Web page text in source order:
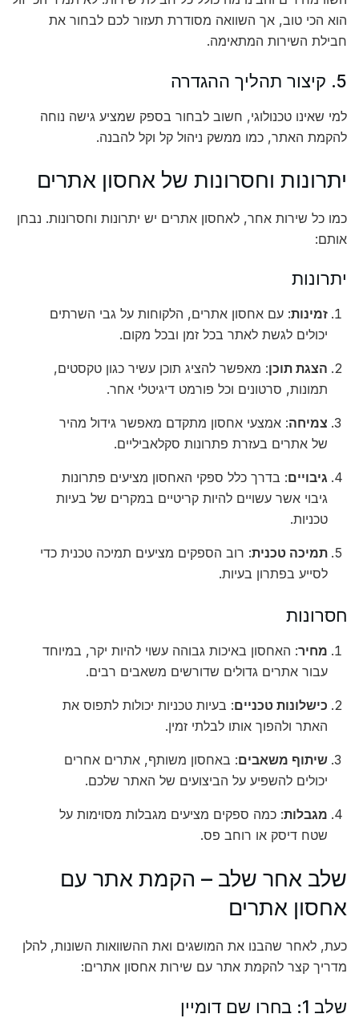
הוא הכי טוב, אך השוואה מסודרת תעזור לכם לבחור את
חבילת השירות המתאימה.
5. קיצור תהליך ההגדרה
למי שאינו טכנולוגי, חשוב לבחור בספק שמציע גישה נוחה
להקמת האתר, כמו ממשק ניהול קל וקל להבנה.
יתרונות וחסרונות של אחסון אתרים
כמו כל שירות אחר, לאחסון אתרים יש יתרונות וחסרונות. נבחן
אותם:
יתרונות
זמינות: עם אחסון אתרים, הלקוחות על גבי השרתים
יכולים לגשת לאתר בכל זמן ובכל מקום.
הצגת תוכן: מאפשר להציג תוכן עשיר כגון טקסטים,
תמונות, סרטונים וכל פורמט דיגיטלי אחר.
צמיחה: אמצעי אחסון מתקדם מאפשר גידול מהיר
של אתרים בעזרת פתרונות סקלאביליים.
גיבויים: בדרך כלל ספקי האחסון מציעים פתרונות
גיבוי אשר עשויים להיות קריטיים במקרים של בעיות
טכניות.
תמיכה טכנית: רוב הספקים מציעים תמיכה טכנית כדי
לסייע בפתרון בעיות.
חסרונות
מחיר: האחסון באיכות גבוהה עשוי להיות יקר, במיוחד
עבור אתרים גדולים שדורשים משאבים רבים.
כישלונות טכניים: בעיות טכניות יכולות לתפוס את
האתר ולהפוך אותו לבלתי זמין.
שיתוף משאבים: באחסון משותף, אתרים אחרים
יכולים להשפיע על הביצועים של האתר שלכם.
מגבלות: כמה ספקים מציעים מגבלות מסוימות על
שטח דיסק או רוחב פס.
שלב אחר שלב – הקמת אתר עם
אחסון אתרים
כעת, לאחר שהבנו את המושגים ואת ההשוואות השונות, להלן
מדריך קצר להקמת אתר עם שירות אחסון אתרים:
שלב 1: בחרו שם דומיין